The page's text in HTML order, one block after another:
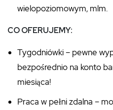
wielopoziomowym, mlm.
CO OFERUJEMY:
Tygodniówki – pewne
bezpośrednio na konto
miesiąca!
Praca w pełni zdalna –